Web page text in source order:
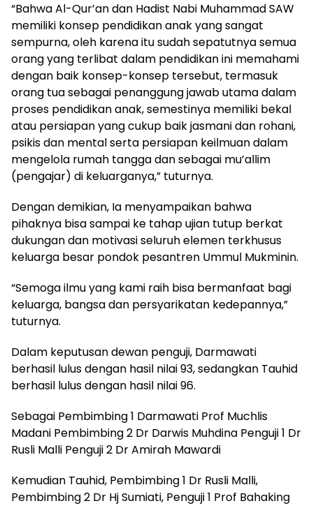
“Bahwa Al-Qur’an dan Hadist Nabi Muhammad SAW
memiliki konsep pendidikan anak yang sangat
sempurna, oleh karena itu sudah sepatutnya semua
orang yang terlibat dalam pendidikan ini memahami
dengan baik konsep-konsep tersebut, termasuk
orang tua sebagai penanggung jawab utama dalam
proses pendidikan anak, semestinya memiliki bekal
atau persiapan yang cukup baik jasmani dan rohani,
psikis dan mental serta persiapan keilmuan dalam
mengelola rumah tangga dan sebagai mu’allim
(pengajar) di keluarganya,” tuturnya.
Dengan demikian, Ia menyampaikan bahwa
pihaknya bisa sampai ke tahap ujian tutup berkat
dukungan dan motivasi seluruh elemen terkhusus
keluarga besar pondok pesantren Ummul Mukminin.
“Semoga ilmu yang kami raih bisa bermanfaat bagi
keluarga, bangsa dan persyarikatan kedepannya,”
tuturnya.
Dalam keputusan dewan penguji, Darmawati
berhasil lulus dengan hasil nilai 93, sedangkan Tauhid
berhasil lulus dengan hasil nilai 96.
Sebagai Pembimbing 1 Darmawati Prof Muchlis
Madani Pembimbing 2 Dr Darwis Muhdina Penguji 1 Dr
Rusli Malli Penguji 2 Dr Amirah Mawardi
Kemudian Tauhid, Pembimbing 1 Dr Rusli Malli,
Pembimbing 2 Dr Hj Sumiati, Penguji 1 Prof Bahaking